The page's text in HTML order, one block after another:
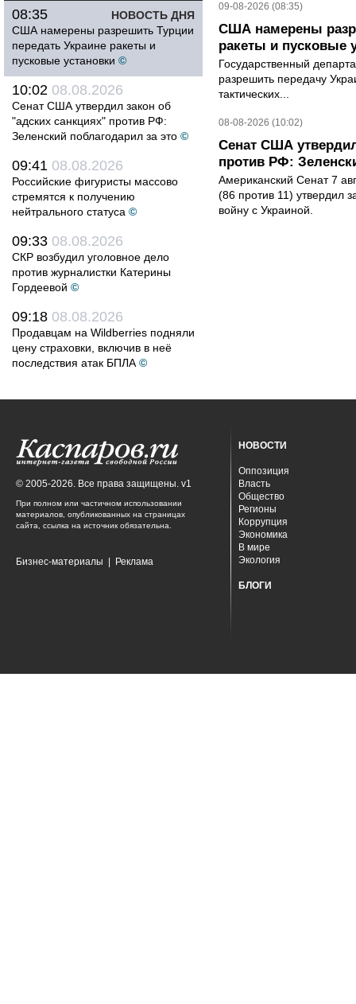
НОВОСТЬ ДНЯ
08:35
США намерены разрешить Турции
передать Украине ракеты и
пусковые установки ©
10:02 08.08.2026
Сенат США утвердил закон об
"адских санкциях" против РФ:
Зеленский поблагодарил за это ©
09:41 08.08.2026
Российские фигуристы массово
стремятся к получению
нейтрального статуса ©
09:33 08.08.2026
СКР возбудил уголовное дело
против журналистки Катерины
Гордеевой ©
09:18 08.08.2026
Продавцам на Wildberries подняли
цену страховки, включив в неё
последствия атак БПЛА ©
09-08-2026 (08:35)
США намерены
ракеты и пусковые
Государственный
разрешить передачу
тактических...
08-08-2026 (10:02)
Сенат США
против РФ:
Американский Сенат 7
(86 против 11) утвердил
войну с Украиной.
© 2005-2026. Все права защищены. v1
При полном или частичном использовании
материалов, опубликованных на страницах
сайта, ссылка на источник обязательна.
Бизнес-материалы Реклама
НОВОСТИ
Оппозиция
Власть
Общество
Регионы
Коррупция
Экономика
В мире
Экология
БЛОГИ